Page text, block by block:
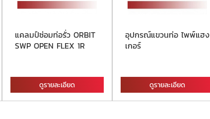
แคลมป์ซ่อมท่อรั่ว ORBIT
SWP OPEN FLEX 1R
ดูรายละเอียด
อุปกรณ์แขวนท่อ ไพพ์แฮง
เกอร์
ดูรายละเอียด